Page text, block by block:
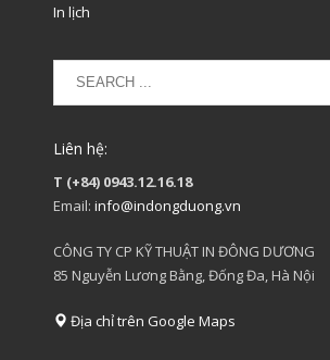
In lịch
Liên hệ:
T (+84) 0943.12.16.18
Email: info@indongduong.vn
CÔNG TY CP KỸ THUẬT IN ĐÔNG DƯƠNG
85 Nguyễn Lương Bằng, Đống Đa, Hà Nội
Địa chỉ trên Google Maps